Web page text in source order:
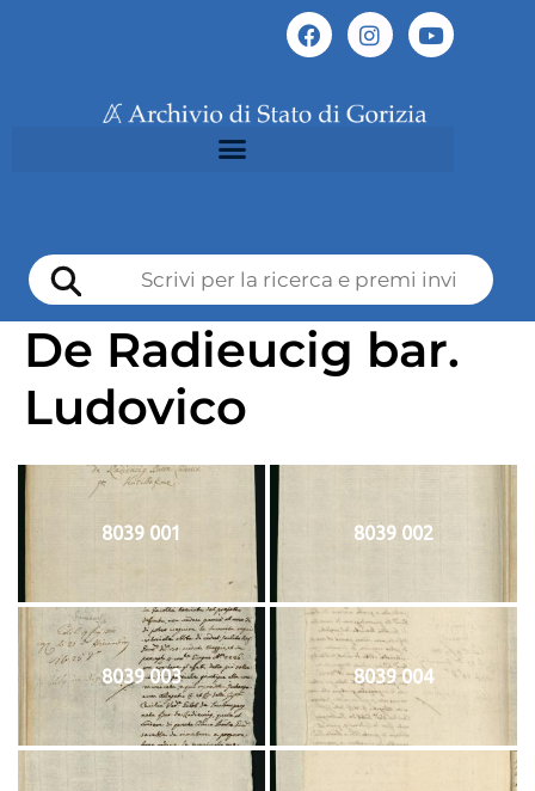
De Radieucig bar.
Ludovico
8039 001 8039 002
8039 003 8039 004